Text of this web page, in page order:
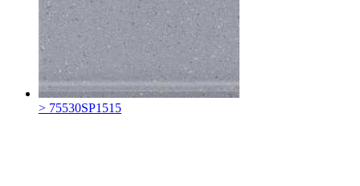
> 75530SP1515